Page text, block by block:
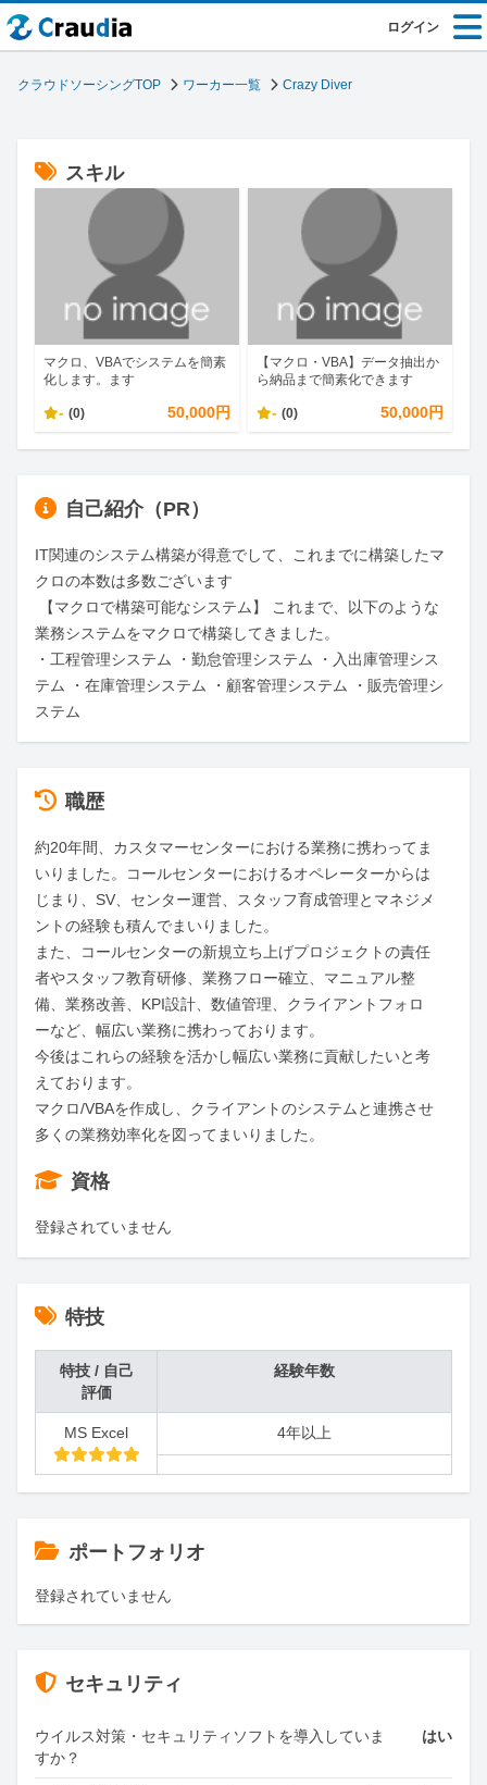
ログイン
クラウドソーシングTOP ワーカー一覧 Crazy Diver
スキル
マクロ、VBAでシステムを簡素
化します。ます
- (0) 50,000円
【マクロ・VBA】データ抽出か
ら納品まで簡素化できます
- (0) 50,000円
自己紹介（PR）
IT関連のシステム構築が得意でして、これまでに構築したマ
クロの本数は多数ございます
業務システムをマクロで構築してきました。
・工程管理システム ・勤怠管理システム ・入出庫管理シス
テム ・在庫管理システム ・顧客管理システム ・販売管理シ
ステム
職歴
約20年間、カスタマーセンターにおける業務に携わってま
いりました。コールセンターにおけるオペレーターからは
じまり、SV、センター運営、スタッフ育成管理とマネジメ
ントの経験も積んでまいりました。
また、コールセンターの新規立ち上げプロジェクトの責任
者やスタッフ教育研修、業務フロー確立、マニュアル整
備、業務改善、KPI設計、数値管理、クライアントフォロ
ーなど、幅広い業務に携わっております。
今後はこれらの経験を活かし幅広い業務に貢献したいと考
えております。
マクロ/VBAを作成し、クライアントのシステムと連携させ
多くの業務効率化を図ってまいりました。
資格
登録されていません
特技
特技 / 自己
評価
経験年数
MS Excel 4年以上
ポートフォリオ
登録されていません
セキュリティ
ウイルス対策・セキュリティソフトを導入していま
すか？
はい